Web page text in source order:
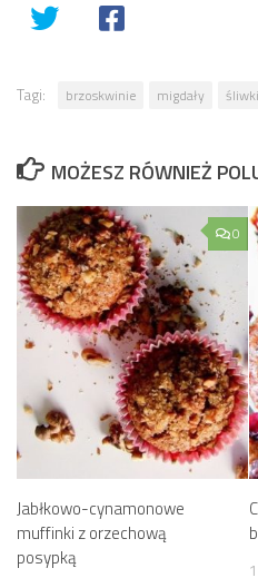
Tagi: brzoskwinie migdały śliwki
MOŻESZ RÓWNIEŻ
0
Jabłkowo-cynamonowe
muffinki z orzechową
posypką